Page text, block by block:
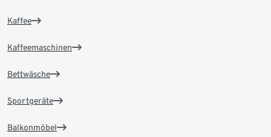
Kaffee
Kaffeemaschinen
Bettwäsche
Sportgeräte
Balkonmöbel